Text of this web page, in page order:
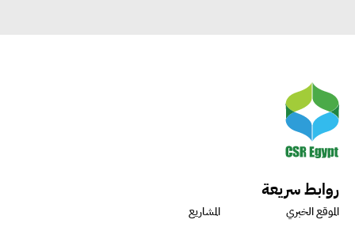
روابط سريعة
الموقع الخبري
المشاريع